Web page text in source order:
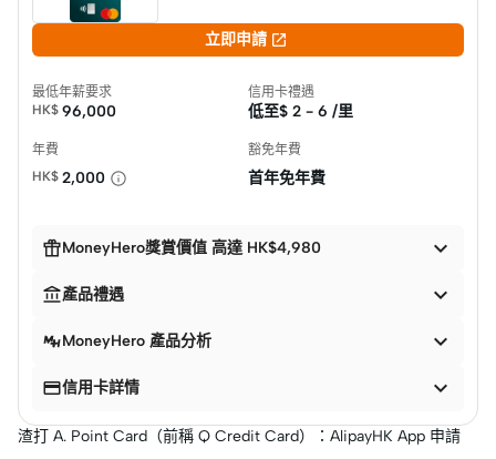
立即申請 
最低年薪要求
HK$ 96,000
信用卡禮遇
低至$ 2 - 6 /里
年費
HK$ 2,000
豁免年費
首年免年費
MoneyHero獎賞價值 高達 HK$4,980 
產品禮遇 
MoneyHero 產品分析 
信用卡詳情 
渣打 A. Point Card（前稱 Q Credit Card）：AlipayHK App 申請